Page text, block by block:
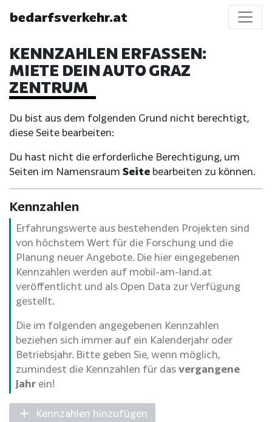
bedarfsverkehr.at
KENNZAHLEN ERFASSEN:
MIETE DEIN AUTO GRAZ
ZENTRUM
Du bist aus dem folgenden Grund nicht berechtigt,
diese Seite bearbeiten:
Du hast nicht die erforderliche Berechtigung, um
Seiten im Namensraum Seite bearbeiten zu können.
Kennzahlen
Erfahrungswerte aus bestehenden Projekten sind
von höchstem Wert für die Forschung und die
Planung neuer Angebote. Die hier eingegebenen
Kennzahlen werden auf mobil-am-land.at
veröffentlicht und als Open Data zur Verfügung
gestellt.
Die im folgenden angegebenen Kennzahlen
beziehen sich immer auf ein Kalenderjahr oder
Betriebsjahr. Bitte geben Sie, wenn möglich,
zumindest die Kennzahlen für das vergangene
Jahr ein!
Kennzahlen hinzufügen